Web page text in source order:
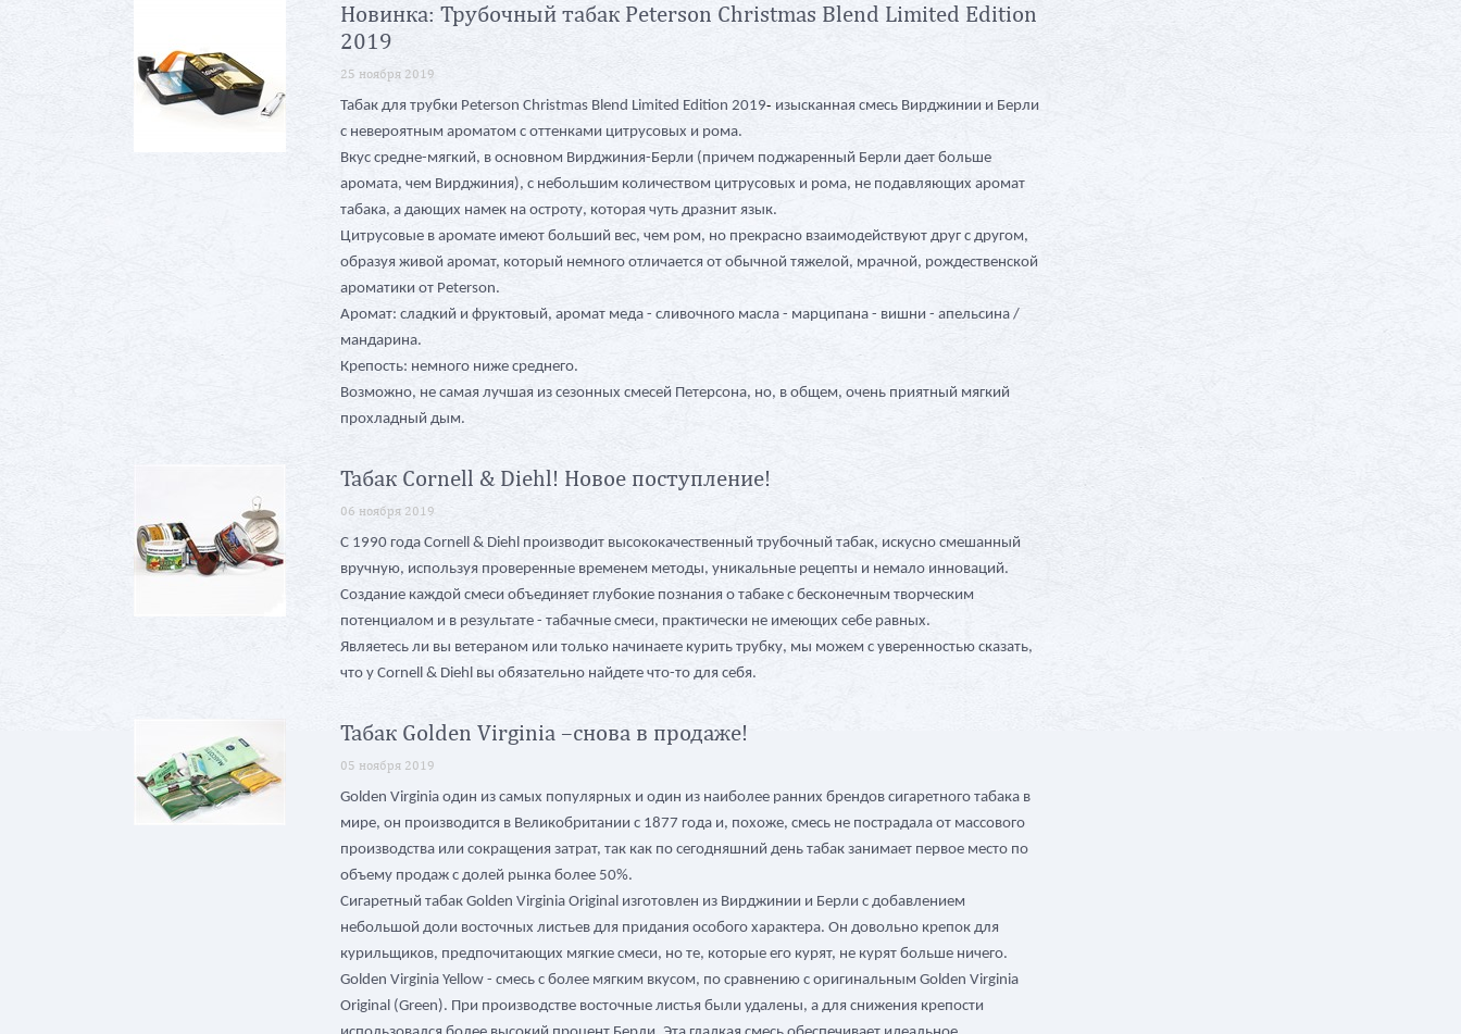
Новинка: Трубочный табак Peterson Christmas Blend Limited Edition
2019
25 ноября 2019
Табак для трубки Peterson Christmas Blend Limited Edition 2019- изысканная смесь Вирджинии и Берли
с невероятным ароматом с оттенками цитрусовых и рома.
Вкус средне-мягкий, в основном Вирджиния-Берли (причем поджаренный Берли дает больше
аромата, чем Вирджиния), с небольшим количеством цитрусовых и рома, не подавляющих аромат
табака, а дающих намек на остроту, которая чуть дразнит язык.
Цитрусовые в аромате имеют больший вес, чем ром, но прекрасно взаимодействуют друг с другом,
образуя живой аромат, который немного отличается от обычной тяжелой, мрачной, рождественской
ароматики от Peterson.
Аромат: сладкий и фруктовый, аромат меда - сливочного масла - марципана - вишни - апельсина /
мандарина.
Крепость: немного ниже среднего.
Возможно, не самая лучшая из сезонных смесей Петерсона, но, в общем, очень приятный мягкий
прохладный дым.
Табак Cornell & Diehl! Новое поступление!
06 ноября 2019
С 1990 года Cornell & Diehl производит высококачественный трубочный табак, искусно смешанный
вручную, используя проверенные временем методы, уникальные рецепты и немало инноваций.
Создание каждой смеси объединяет глубокие познания о табаке с бесконечным творческим
потенциалом и в результате - табачные смеси, практически не имеющих себе равных.
Являетесь ли вы ветераном или только начинаете курить трубку, мы можем с уверенностью сказать,
что у Cornell & Diehl вы обязательно найдете что-то для себя.
Табак Golden Virginia –снова в продаже!
05 ноября 2019
Golden Virginia один из самых популярных и один из наиболее ранних брендов сигаретного табака в
мире, он производится в Великобритании с 1877 года и, похоже, смесь не пострадала от массового
производства или сокращения затрат, так как по сегодняшний день табак занимает первое место по
объему продаж с долей рынка более 50%.
Сигаретный табак Golden Virginia Original изготовлен из Вирджинии и Берли с добавлением
небольшой доли восточных листьев для придания особого характера. Он довольно крепок для
курильщиков, предпочитающих мягкие смеси, но те, которые его курят, не курят больше ничего.
Golden Virginia Yellow - смесь с более мягким вкусом, по сравнению с оригинальным Golden Virginia
Original (Green). При производстве восточные листья были удалены, а для снижения крепости